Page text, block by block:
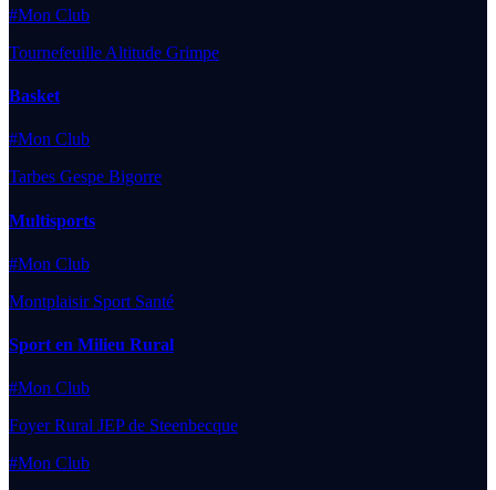
#Mon Club
Tournefeuille Altitude Grimpe
Basket
#Mon Club
Tarbes Gespe Bigorre
Multisports
#Mon Club
Montplaisir Sport Santé
Sport en Milieu Rural
#Mon Club
Foyer Rural JEP de Steenbecque
#Mon Club